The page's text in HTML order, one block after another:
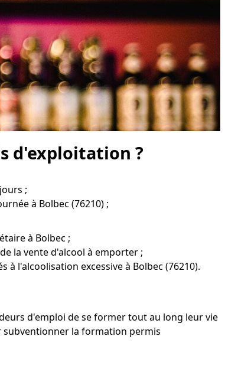
d'exploitation ?
;
à Bolbec (76210) ;
à Bolbec ;
la vente d'alcool à emporter ;
l'alcoolisation excessive à Bolbec (76210).
d'emploi de se former tout au long leur vie
subventionner la formation permis